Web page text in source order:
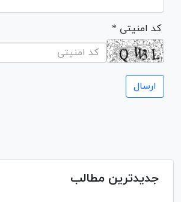
* کد امنیتی
جدیدترین مطالب